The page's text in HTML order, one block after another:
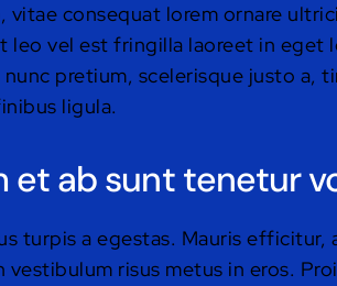
consequat lorem ornare
leo vel est fringilla laoreet in eget
pretium, scelerisque justo a,
ligula.
et ab sunt tenetur
turpis a egestas. Mauris
vestibulum risus metus in eros.